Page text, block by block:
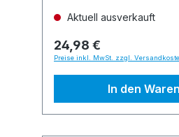
Aktuell ausverkauft
24,98 €
Preise inkl. MwSt. zzgl.
In den